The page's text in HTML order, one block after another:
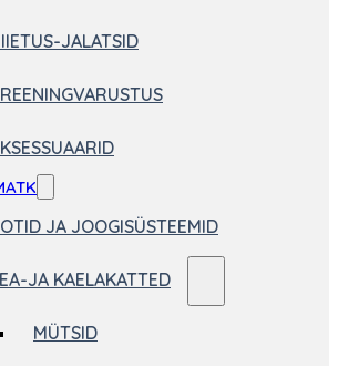
JALATSID
JA JOOGISÜSTEEMID
JA KAELAKATTED
MÜTSID